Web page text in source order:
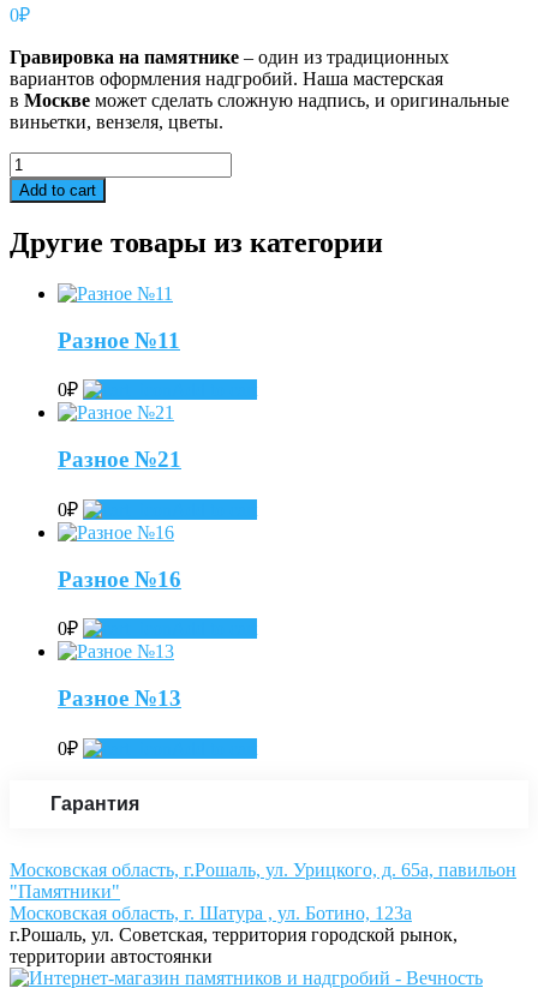
0₽
Гравировка на памятнике – один из традиционных
вариантов оформления надгробий. Наша мастерская
в Москве может сделать сложную надпись, и оригинальные
виньетки, вензеля, цветы.
Разное
№25
quantity
Add to cart
Другие товары из категории
Разное №11
0₽
Разное №21
0₽
Разное №16
0₽
Разное №13
0₽
Гарантия
Московская область, г.Рошаль, ул. Урицкого, д. 65а, павильон
"Памятники"
Московская область, г. Шатура , ул. Ботино, 123а
г.Рошаль, ул. Советская, территория городской рынок,
территории автостоянки